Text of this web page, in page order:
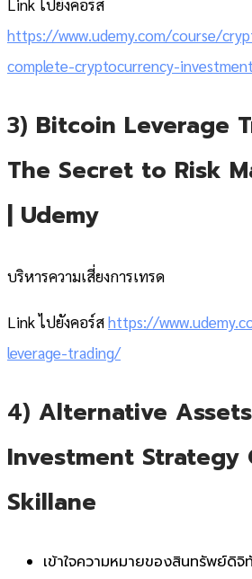
Link ไปยังคอร์ส
https://www.udemy.com/course/
complete-cryptocurrency-
3) Bitcoin Leverage
The Secret to Risk
| Udemy
บริหารความเสี่ยงการเทรด
Link ไปยังคอร์สhttps://
leverage-trading/
4) Alternative
Investment Strategy
Skillane
เข้าใจความหมายของสินทรัพย์ดิ